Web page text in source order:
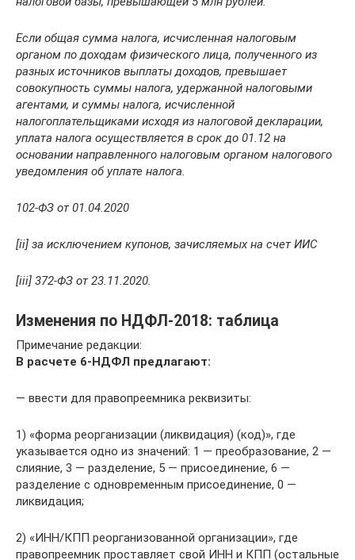
Если общая сумма налога, исчисленная налоговым
органом по доходам физического лица, полученного из
разных источников выплаты доходов, превышает
совокупность суммы налога, удержанной налоговыми
агентами, и суммы налога, исчисленной
налогоплательщиками исходя из налоговой декларации,
уплата налога осуществляется в срок до 01.12 на
основании направленного налоговым органом налогового
уведомления об уплате налога.
102-ФЗ от 01.04.2020
[ii] за исключением купонов, зачисляемых на счет ИИС
[iii] 372-ФЗ от 23.11.2020.
Изменения по НДФЛ-2018: таблица
Примечание редакции:
В расчете 6-НДФЛ предлагают:
— ввести для правопреемника реквизиты:
1) «форма реорганизации (ликвидация) (код)», где
указывается одно из значений: 1 — преобразование, 2 —
слияние, 3 — разделение, 5 — присоединение, 6 —
разделение с одновременным присоединение, 0 —
ликвидация;
2) «ИНН/КПП реорганизованной организации», где
правопреемник проставляет свой ИНН и КПП (остальные